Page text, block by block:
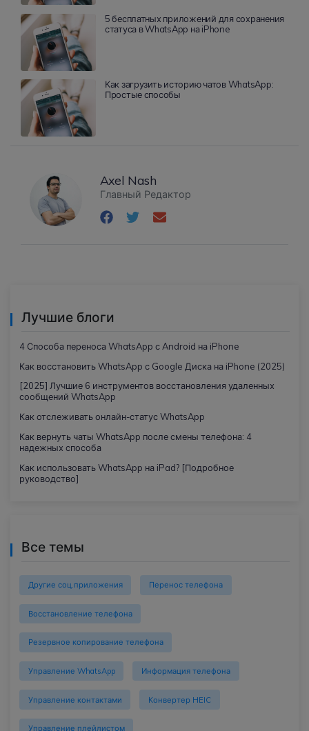
5 бесплатных приложений для сохранения
статуса в WhatsApp на iPhone
Как загрузить историю чатов WhatsApp:
Простые способы
Axel Nash
Главный Редактор
Лучшие блоги
4 Способа переноса WhatsApp с Android на iPhone
Как восстановить WhatsApp с Google Диска на iPhone (2025)
[2025] Лучшие 6 инструментов восстановления удаленных
сообщений WhatsApp
Как отслеживать онлайн-статус WhatsApp
Как вернуть чаты WhatsApp после смены телефона: 4
надежных способа
Как использовать WhatsApp на iPad? [Подробное
руководство]
Все темы
Другие соц.приложения Перенос телефона
Восстановление телефона
Резервное копирование телефона
Управление WhatsApp Информация телефона
Управление контактами Конвертер HEIC
Управление плейлистом